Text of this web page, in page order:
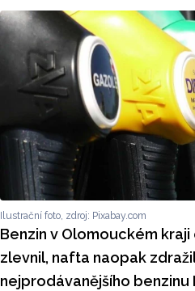
Ilustrační foto, zdroj: Pixabay.com
Benzin v Olomouckém
zlevnil, nafta naopak
nejprodávanějšího benzinu